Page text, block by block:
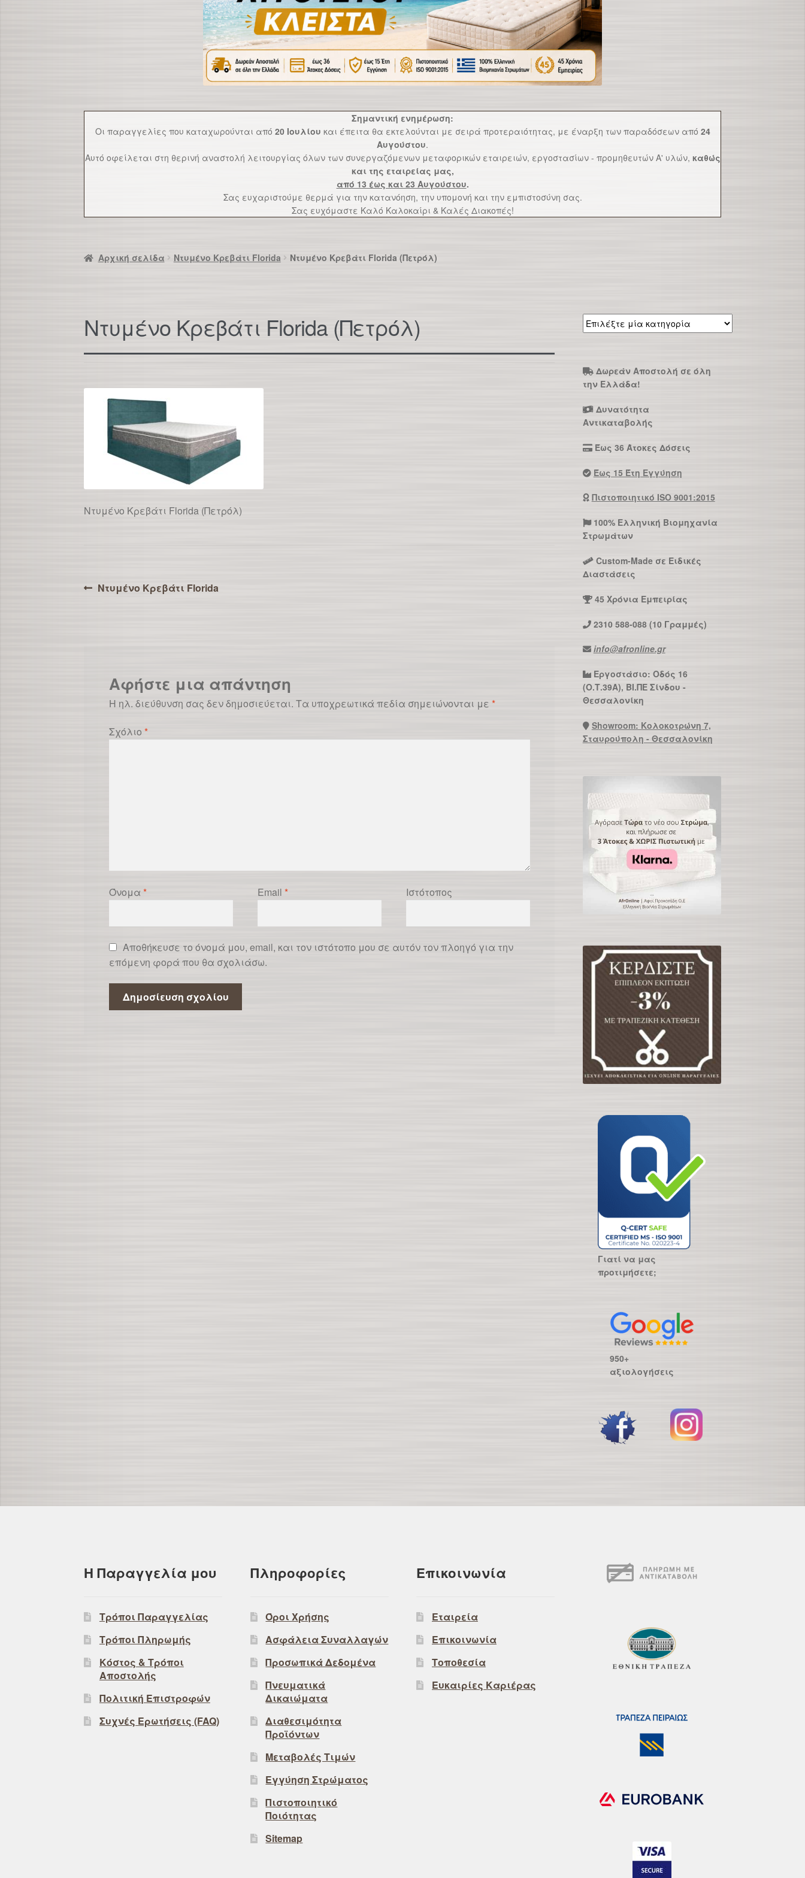
Σημαντική ενημέρωση:
Οι παραγγελίες που καταχωρούνται από 20 Ιουλίου και έπειτα θα εκτελούνται με σειρά προτεραιότητας, με έναρξη των παραδόσεων από 24
Αυγούστου.
Αυτό οφείλεται στη θερινή αναστολή λειτουργίας όλων των συνεργαζόμενων μεταφορικών εταιρειών, εργοστασίων - προμηθευτών Α' υλών, καθώς
και της εταιρείας μας,
από 13 έως και 23 Αυγούστου.
Σας ευχαριστούμε θερμά για την κατανόηση, την υπομονή και την εμπιστοσύνη σας.
Σας ευχόμαστε Καλό Καλοκαίρι & Καλές Διακοπές!
Αρχική σελίδα Ντυμένο Κρεβάτι Florida Ντυμένο Κρεβάτι Florida (Πετρόλ)
Ντυμένο Κρεβάτι Florida (Πετρόλ)
Ντυμένο Κρεβάτι Florida (Πετρόλ)
Πλοήγηση
Προηγούμενο
Ντυμένο Κρεβάτι Florida
Αφήστε μια απάντηση
Η ηλ. διεύθυνση σας δεν δημοσιεύεται. Τα υποχρεωτικά πεδία σημειώνονται με *
Σχόλιο *
Όνομα * Email * Ιστότοπος
Αποθήκευσε το όνομά μου, email, και τον ιστότοπο μου σε αυτόν τον πλοηγό για την
επόμενη φορά που θα σχολιάσω.
Επιλέξτε
μία
Δωρεάν Αποστολή σε όλη
την Ελλάδα!
Δυνατότητα
Αντικαταβολής
Έως 36 Άτοκες Δόσεις
Έως 15 Έτη Εγγύηση
Πιστοποιητικό ISO 9001:2015
100% Ελληνική Βιομηχανία
Στρωμάτων
Custom-Made σε Ειδικές
Διαστάσεις
45 Χρόνια Εμπειρίας
2310 588-088 (10 Γραμμές)
info@afronline.gr
Εργοστάσιο: Οδός 16
(Ο.Τ.39Α), ΒΙ.ΠΕ Σίνδου -
Θεσσαλονίκη
Showroom: Κολοκοτρώνη 7,
Σταυρούπολη - Θεσσαλονίκη
Γιατί να μας
προτιμήσετε;
950+
αξιολογήσεις
Η Παραγγελία μου
Τρόποι Παραγγελίας
Τρόποι Πληρωμής
Κόστος & Τρόποι
Αποστολής
Πολιτική Επιστροφών
Συχνές Ερωτήσεις (FAQ)
Πληροφορίες
Όροι Χρήσης
Ασφάλεια Συναλλαγών
Προσωπικά Δεδομένα
Πνευματικά
Δικαιώματα
Διαθεσιμότητα
Προϊόντων
Μεταβολές Τιμών
Εγγύηση Στρώματος
Πιστοποιητικό
Ποιότητας
Sitemap
Επικοινωνία
Εταιρεία
Επικοινωνία
Τοποθεσία
Ευκαιρίες Καριέρας